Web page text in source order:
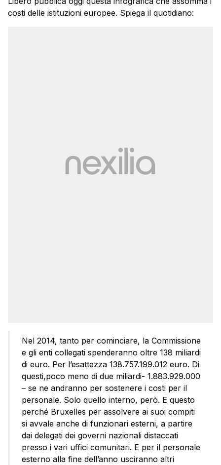
costi delle istituzioni europee. Spiega il quotidiano:
Nel 2014, tanto per cominciare, la Commissione
e gli enti collegati spenderanno oltre 138 miliardi
di euro. Per l’esattezza 138.757.199.012 euro. Di
questi,poco meno di due miliardi- 1.883.929.000
– se ne andranno per sostenere i costi per il
personale. Solo quello interno, però. E questo
perché Bruxelles per assolvere ai suoi compiti
si avvale anche di funzionari esterni, a partire
dai delegati dei governi nazionali distaccati
presso i vari uffici comunitari. E per il personale
esterno alla fine dell’anno usciranno altri